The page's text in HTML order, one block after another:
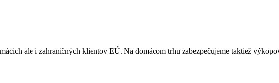
ale i zahraničných klientov EÚ. Na domácom trhu zabezpečujeme taktiež